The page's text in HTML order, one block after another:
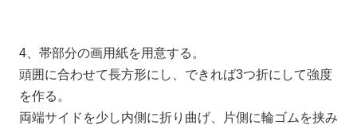
4、帯部分の画用紙を用意する。
頭囲に合わせて長方形にし、できれば3つ折にして強度
を作る。
両端サイドを少し内側に折り曲げ、片側に輪ゴムを挟み